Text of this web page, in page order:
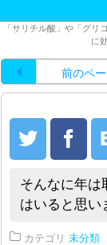
「サリチル酸」や「グリ
に
前のペ
そんなに年は
はいると思い
カテゴリ 未分類